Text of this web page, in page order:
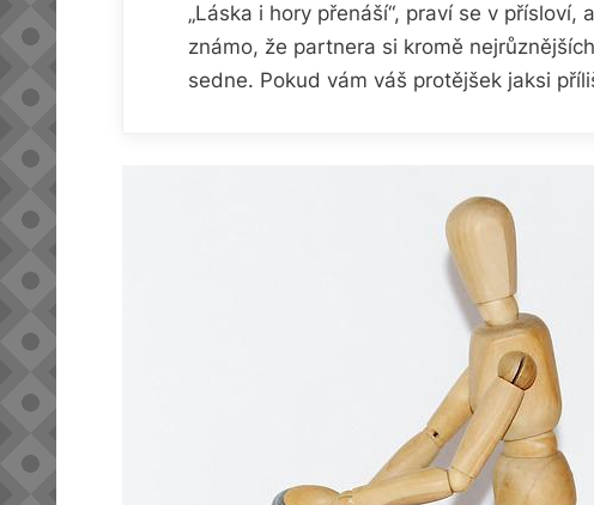
„Láska i hory přenáší“, praví se v
známo, že partnera si kromě
sedne. Pokud vám váš protějšek jaksi